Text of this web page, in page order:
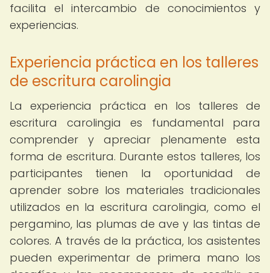
facilita el intercambio de conocimientos y
experiencias.
Experiencia práctica en los talleres
de escritura carolingia
La experiencia práctica en los talleres de
escritura carolingia es fundamental para
comprender y apreciar plenamente esta
forma de escritura. Durante estos talleres, los
participantes tienen la oportunidad de
aprender sobre los materiales tradicionales
utilizados en la escritura carolingia, como el
pergamino, las plumas de ave y las tintas de
colores. A través de la práctica, los asistentes
pueden experimentar de primera mano los